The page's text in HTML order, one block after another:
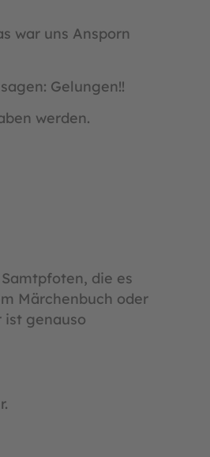
war uns Ansporn
Gelungen!!
werden.
die es
Märchenbuch oder
ist genauso